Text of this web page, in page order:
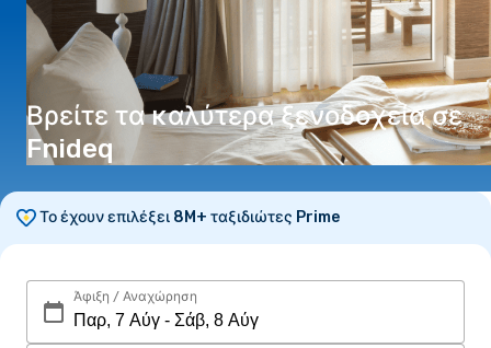
Βρείτε τα καλύτερα ξενοδοχεία σε
Fnideq
Το έχουν επιλέξει 8M+ ταξιδιώτες Prime
Άφιξη / Αναχώρηση